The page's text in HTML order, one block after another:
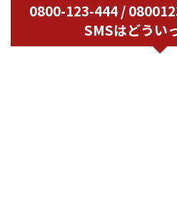
0800-123-444 /
SMSはどうい